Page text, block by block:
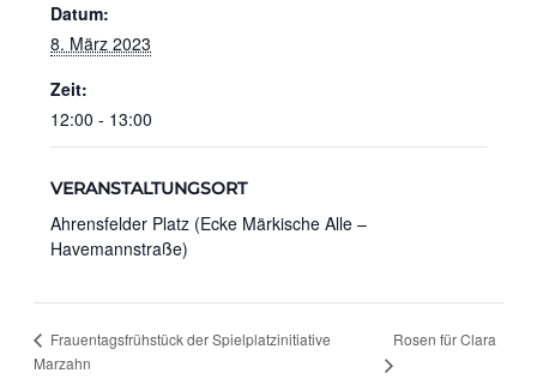
Datum:
8. März 2023
Zeit:
12:00 - 13:00
VERANSTALTUNGSORT
Ahrensfelder Platz (Ecke Märkische Alle –
Havemannstraße)
Frauentagsfrühstück der Spielplatzinitiative
Marzahn
Rosen für Clara